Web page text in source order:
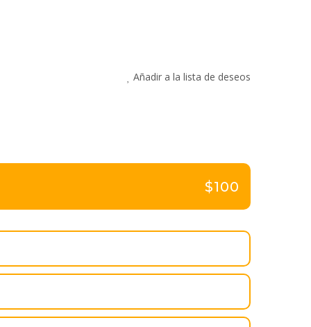
Añadir a la lista de deseos
$100